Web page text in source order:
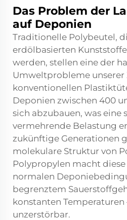
Das Problem der
auf Deponien
Traditionelle Polybeutel,
erdölbasierten
werden, stellen eine der
Umweltprobleme unserer
konventionellen
Deponien zwischen 400
sich abzubauen, was eine
vermehrende Belastung
zukünftige Generationen
molekulare Struktur von
Polypropylen macht
normalen
begrenztem
konstanten Temperaturen
unzerstörbar.